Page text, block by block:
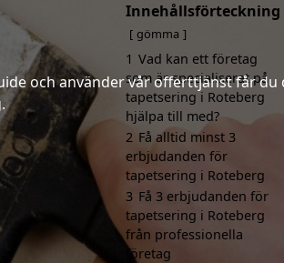
och använder vår offerttjänst får du
Innehållsförteckning
gömma
1 Vad kan ett företag
som är specialiserat på
tapetsering i Roteberg
hjälpa till med?
2 Få alltid minst 3
erbjudanden för
tapetsering i Roteberg
3 Få 3 erbjudanden för
tapetsering i Roteberg
från professionella
företag